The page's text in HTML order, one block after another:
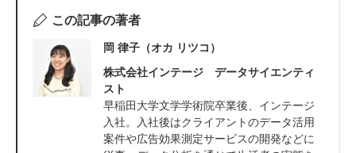
この記事の著者
岡 律子（オカ リツコ）
株式会社インテージ データサイエンティ
スト
早稲田大学文学学術院卒業後、インテージ
入社。入社後はクライアントのデータ活用
案件や広告効果測定サービスの開発などに